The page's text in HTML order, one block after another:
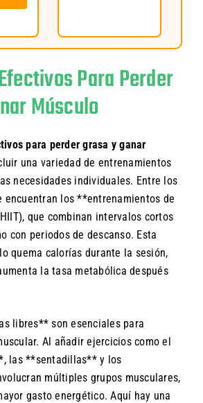
Para Perder
Músculo
para perder grasa y ganar
una variedad de entrenamientos
necesidades individuales. Entre los
encuentran los **entrenamientos de
que combinan intervalos cortos
con periodos de descanso. Esta
quema calorías durante la sesión,
la tasa metabólica después
libres** son esenciales para
Al añadir ejercicios como el
las **sentadillas** y los
múltiples grupos musculares,
gasto energético. Aquí hay una